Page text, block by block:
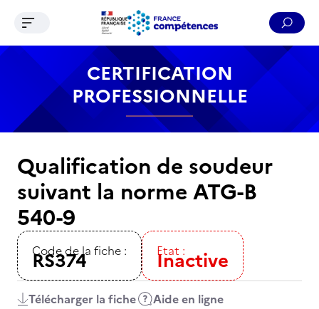
Contenu Recherche Menu Pied de page
Ouvrir le menu de navigation
CERTIFICATION
PROFESSIONNELLE
Qualification de soudeur
suivant la norme ATG-B
540-9
Code de la fiche :
RS374 Etat :
Inactive
Télécharger la fiche Aide en ligne